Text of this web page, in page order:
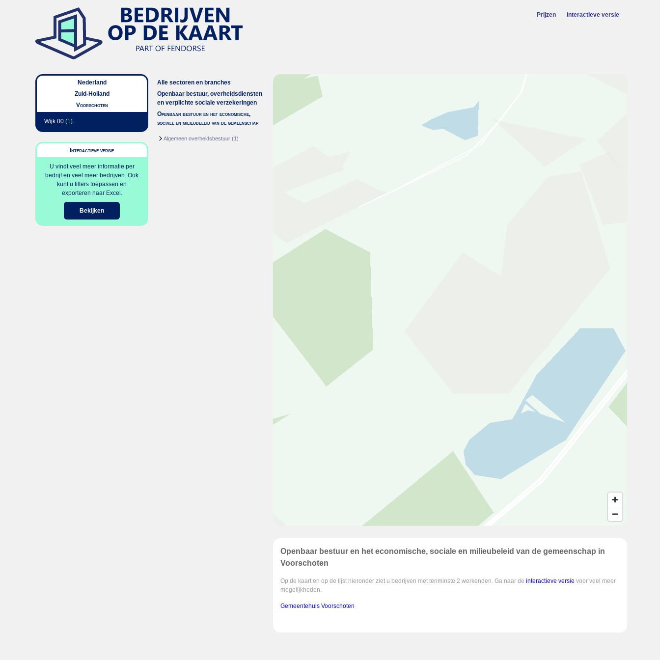
Prijzen Interactieve versie
Nederland
Zuid-Holland
Voorschoten
Wijk 00 (1)
Interactieve versie
U vindt veel meer informatie per
bedrijf en veel meer bedrijven. Ook
kunt u filters toepassen en
exporteren naar Excel.
Bekijken
Alle sectoren en branches
Openbaar bestuur, overheidsdiensten
en verplichte sociale verzekeringen
Openbaar bestuur en het economische,
sociale en milieubeleid van de gemeenschap
Algemeen overheidsbestuur (1)
Openbaar bestuur en het economische, sociale en milieubeleid van de gemeenschap in
Voorschoten
Op de kaart en op de lijst hieronder ziet u bedrijven met tenminste 2 werkenden. Ga naar de interactieve versie voor veel meer
mogelijkheden.
Gemeentehuis Voorschoten